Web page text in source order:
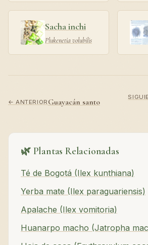
Sacha inchi
Plukenetia volubilis
← ANTERIORGuayacán santo
🌿 Plantas Relacionadas
Té de Bogotá (Ilex kunthiana)
Yerba mate (Ilex paraguariensis)
Apalache (Ilex vomitoria)
Huanarpo macho (Jatropha